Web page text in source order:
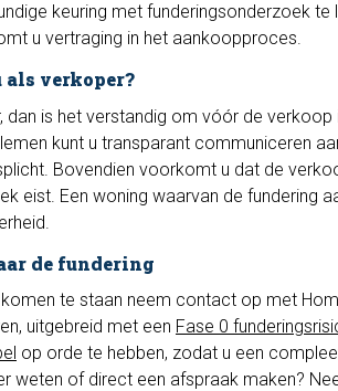
keuring met funderingsonderzoek te
u vertraging in het aankoopproces.
verkoper?
dan is het verstandig om vóór de
kunt u transparant communiceren
Bovendien voorkomt u dat de
eist. Een woning waarvan de fundering
de fundering
te staan neem contact op met
uitgebreid met een Fase 0
op orde te hebben, zodat u een
weten of direct een afspraak maken?